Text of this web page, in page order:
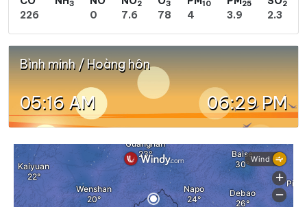
226
3
0
2
7.6
3
78
10
4
25
3.9
2
2.3
Bình minh / Hoàng hôn
05:16 AM 06:29 PM